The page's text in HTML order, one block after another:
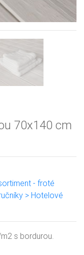
70x140 cm
- froté
> Hotelové
s bordurou.